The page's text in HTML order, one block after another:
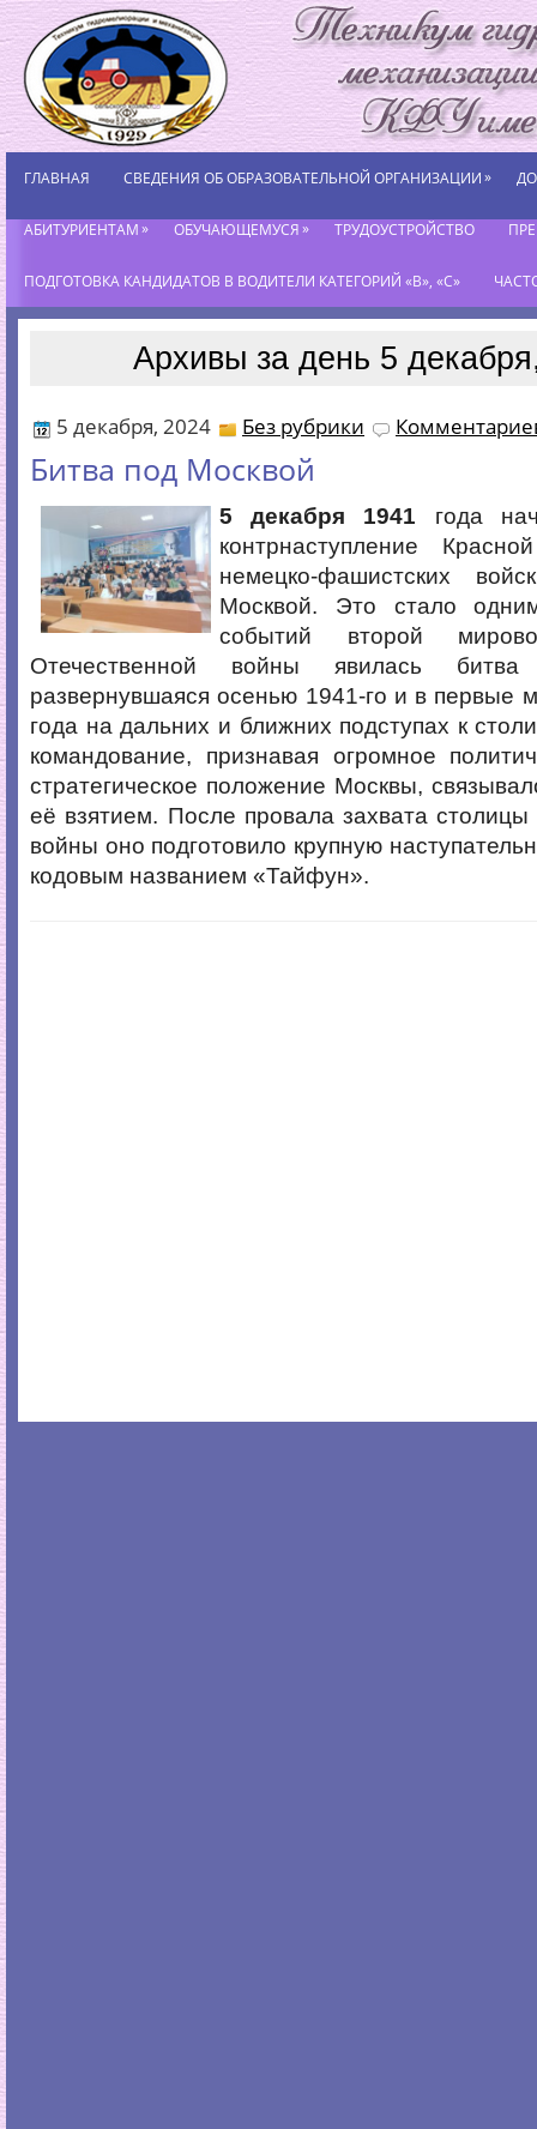
ГЛАВНАЯ СВЕДЕНИЯ ОБ ОБРАЗОВАТЕЛЬНОЙ ОРГАНИЗАЦИИ»
АБИТУРИЕНТАМ» ОБУЧАЮЩЕМУСЯ» ТРУДОУСТРОЙСТВО
ПОДГОТОВКА КАНДИДАТОВ В ВОДИТЕЛИ КАТЕГОРИЙ «В», «С»
Архивы за день 5
5 декабря, 2024 Без рубрики
Битва под Москвой
5 декабря 1941 года
контрнаступление
немецко-фашистских
Москвой. Это стало
событий второй
Отечественной войны явилась
развернувшаяся осенью 1941-го и в первые
года на дальних и ближних подступах к
командование, признавая огромное
стратегическое положение Москвы,
её взятием. После провала захвата
войны оно подготовило крупную
кодовым названием «Тайфун».